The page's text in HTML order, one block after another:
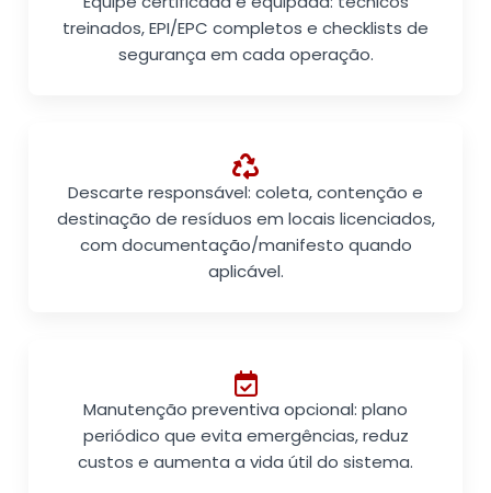
treinados, EPI/EPC completos e checklists de
segurança em cada operação.
Descarte responsável: coleta, contenção e
destinação de resíduos em locais licenciados,
com documentação/manifesto quando
aplicável.
Manutenção preventiva opcional: plano
periódico que evita emergências, reduz
custos e aumenta a vida útil do sistema.